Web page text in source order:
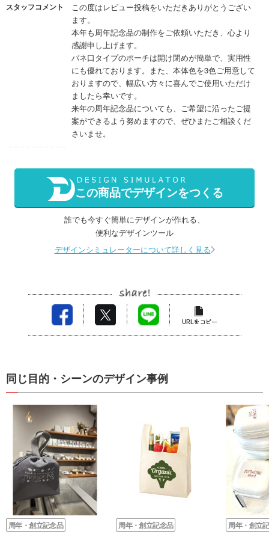
スタッフコメント
この度はレビュー投稿をいただきありがとうござい
ます。
本年も周年記念品の制作をご依頼いただき、心より
感謝申し上げます。
バネ口タイプのポーチは開け閉めが簡単で、実用性
にも優れております。また、本体色を3色ご用意して
おりますので、幅広い方々に喜んでご使用いただけ
ましたら幸いです。
来年の周年記念品についても、ご希望に沿ったご提
案ができるよう努めますので、ぜひまたご相談くだ
さいませ。
この商品でデザインをつくる
誰でも今すぐ簡単にデザインが作れる、
便利なデザインツール
デザインシミュレーターについて詳しく見る
同じ目的・シーンのデザイン事例
周年・創立記念品 周年・創立記念品 周年・創立